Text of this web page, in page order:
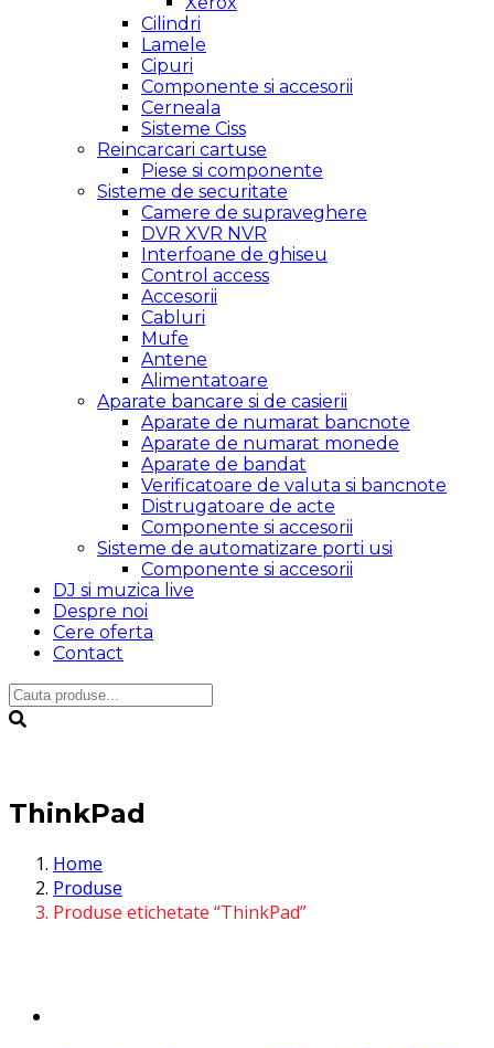
Cilindri
Lamele
Cipuri
Componente si accesorii
Cerneala
Sisteme Ciss
Reincarcari cartuse
Piese si componente
Sisteme de securitate
Camere de supraveghere
DVR XVR NVR
Interfoane de ghiseu
Control access
Accesorii
Cabluri
Mufe
Antene
Alimentatoare
Aparate bancare si de casierii
Aparate de numarat bancnote
Aparate de numarat monede
Aparate de bandat
Verificatoare de valuta si bancnote
Distrugatoare de acte
Componente si accesorii
Sisteme de automatizare porti usi
Componente si accesorii
DJ si muzica live
Despre noi
Cere oferta
Contact
ThinkPad
Home
Produse
Produse etichetate “ThinkPad”